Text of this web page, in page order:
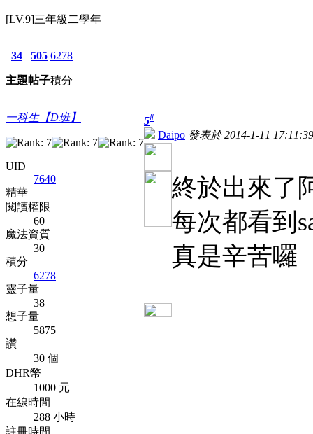
[LV.9]三年級二學年
34
主題
505
帖子
6278
積分
一科生【D班】
UID
7640
精華
閱讀權限
60
魔法資質
30
積分
6278
靈子量
38
想子量
5875
讚
30 個
DHR幣
1000 元
在線時間
288 小時
註冊時間
5#
Daipo 發表於 2014-1-11 17:11:39
終於出來了
每次都看到
真是辛苦囉